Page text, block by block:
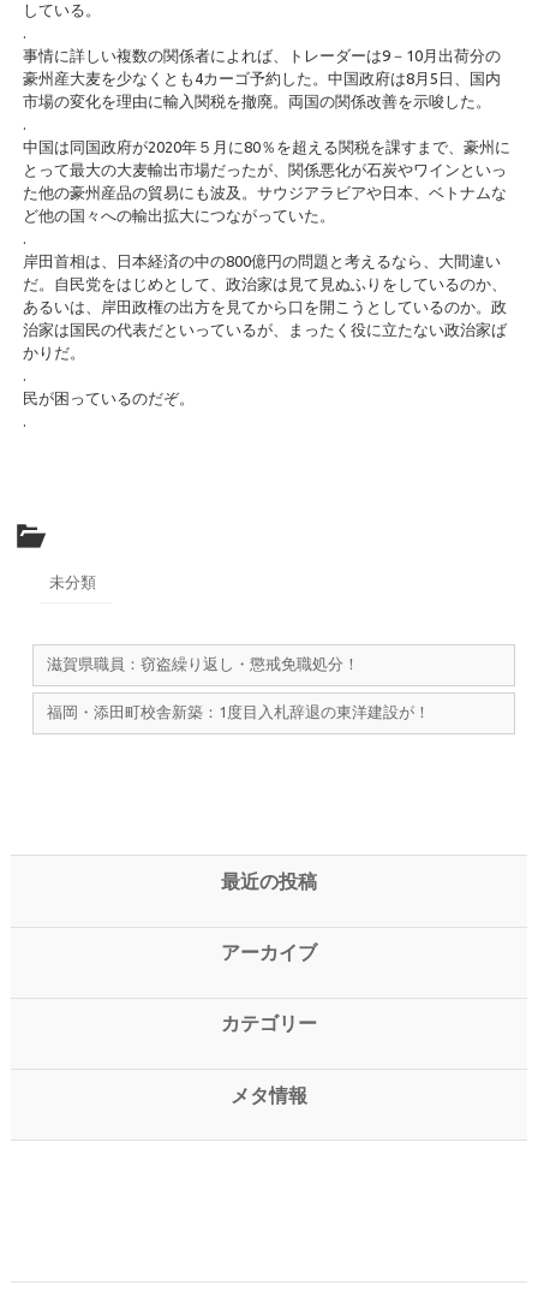
している。
.
事情に詳しい複数の関係者によれば、トレーダーは9－10月出荷分の
豪州産大麦を少なくとも4カーゴ予約した。中国政府は8月5日、国内
市場の変化を理由に輸入関税を撤廃。両国の関係改善を示唆した。
.
中国は同国政府が2020年５月に80％を超える関税を課すまで、豪州に
とって最大の大麦輸出市場だったが、関係悪化が石炭やワインといっ
た他の豪州産品の貿易にも波及。サウジアラビアや日本、ベトナムな
ど他の国々への輸出拡大につながっていた。
.
岸田首相は、日本経済の中の800億円の問題と考えるなら、大間違い
だ。自民党をはじめとして、政治家は見て見ぬふりをしているのか、
あるいは、岸田政権の出方を見てから口を開こうとしているのか。政
治家は国民の代表だといっているが、まったく役に立たない政治家ば
かりだ。
.
民が困っているのだぞ。
.
未分類
滋賀県職員：窃盗繰り返し・懲戒免職処分！
福岡・添田町校舎新築：1度目入札辞退の東洋建設が！
最近の投稿
アーカイブ
カテゴリー
メタ情報